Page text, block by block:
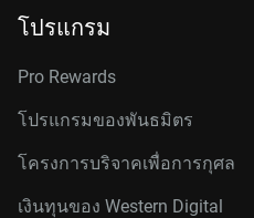
โปรแกรม
Pro Rewards
โปรแกรมของพันธมิตร
โครงการบริจาคเพื่อการกุศล
เงินทุนของ Western Digital